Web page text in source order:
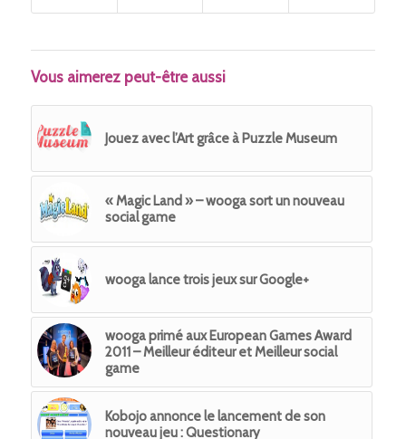
Vous aimerez peut-être aussi
Jouez avec l’Art grâce à Puzzle Museum
« Magic Land » – wooga sort un nouveau
social game
wooga lance trois jeux sur Google+
wooga primé aux European Games Award
2011 – Meilleur éditeur et Meilleur social
game
Kobojo annonce le lancement de son
nouveau jeu : Questionary